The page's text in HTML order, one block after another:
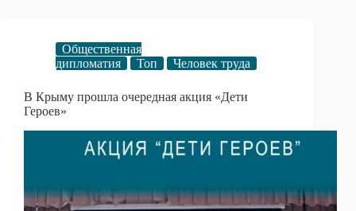
Общественная
дипломатия
Топ Человек труда
В Крыму прошла очередная акция «Дети
Героев»